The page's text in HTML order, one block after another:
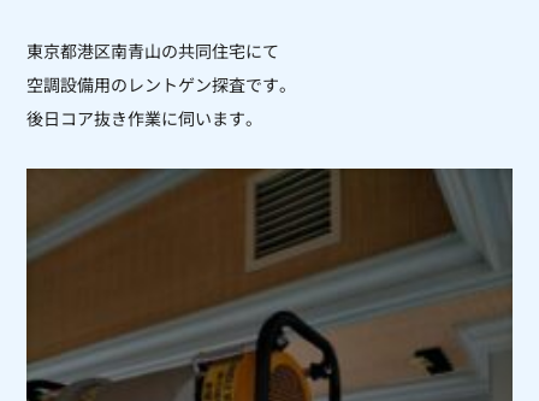
東京都港区南青山の共同住宅にて
空調設備用のレントゲン探査です。
後日コア抜き作業に伺います。